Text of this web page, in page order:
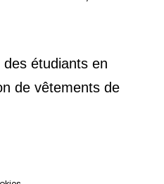
étudiants en
de vêtements de